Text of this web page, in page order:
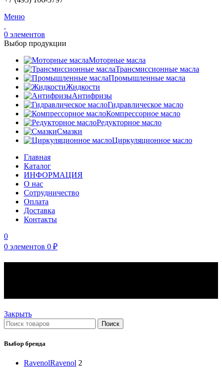
Меню
0 элементов
Выбор продукции
Моторные масла
Трансмиссионные масла
Промышленные масла
Жидкости
Антифризы
Гидравлическое масло
Компрессорное масло
Редукторное масло
Смазки
Циркуляционное масло
Главная
Каталог
ИНФОРМАЦИЯ
О нас
Сотрудничество
Оплата
Доставка
Контакты
0
0 элементов 0 ₽
Закрыть
Поиск
Выбор бренда
RavenolRavenol 2